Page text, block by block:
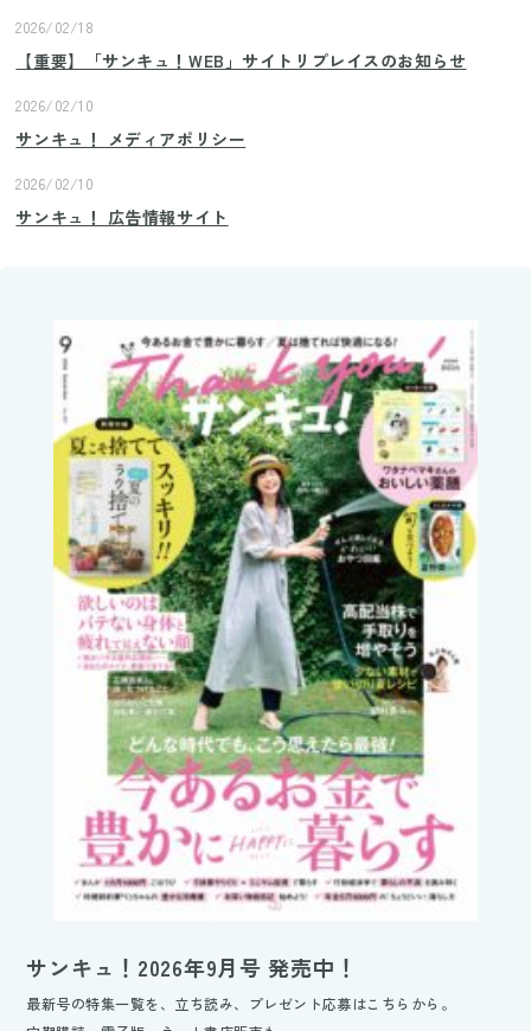
2026/02/18
【重要】「サンキュ！WEB」サイトリプレイスのお知らせ
2026/02/10
サンキュ！ メディアポリシー
2026/02/10
サンキュ！ 広告情報サイト
サンキュ！2026年9月号 発売中！
最新号の特集一覧を、立ち読み、プレゼント応募はこちらから。